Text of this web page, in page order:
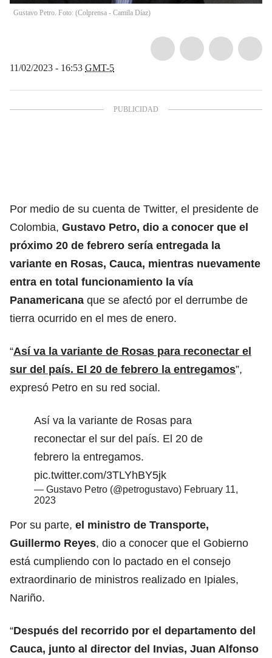
Gustavo Petro. Foto: (Colprensa - Camila Díaz)
11/02/2023 - 16:53 GMT-5
Por medio de su cuenta de Twitter, el presidente de
Colombia, Gustavo Petro, dio a conocer que el
próximo 20 de febrero sería entregada la
variante en Rosas, Cauca, mientras nuevamente
entra en total funcionamiento la vía
Panamericana que se afectó por el derrumbe de
tierra ocurrido en el mes de enero.
“Así va la variante de Rosas para reconectar el
sur del país. El 20 de febrero la entregamos”,
expresó Petro en su red social.
Así va la variante de Rosas para
reconectar el sur del país. El 20 de
febrero la entregamos.
pic.twitter.com/3TLYhBY5jk
— Gustavo Petro (@petrogustavo) February 11,
2023
Por su parte, el ministro de Transporte,
Guillermo Reyes, dio a conocer que el Gobierno
está cumpliendo con lo pactado en el consejo
extraordinario de ministros realizado en Ipiales,
Nariño.
“Después del recorrido por el departamento del
Cauca, junto al director del Invias, Juan Alfonso